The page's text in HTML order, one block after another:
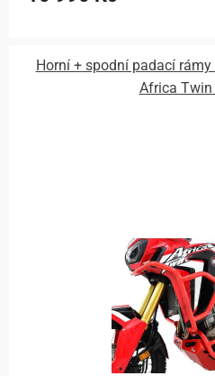
Horní + spodní padací rámy
Africa Twin